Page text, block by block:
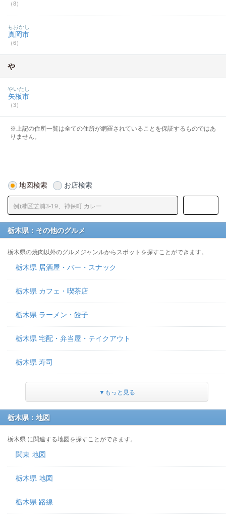
（8）
真岡市
（6）
もおかし
や
矢板市
（3）
やいたし
※上記の住所一覧は全ての住所が網羅されていることを保証するものではあ
りません。
地図検索 お店検索
栃木県：その他のグルメ
栃木県の焼肉以外のグルメジャンルからスポットを探すことができます。
栃木県 居酒屋・バー・スナック
栃木県 カフェ・喫茶店
栃木県 ラーメン・餃子
栃木県 宅配・弁当屋・テイクアウト
栃木県 寿司
▼もっと見る
栃木県：地図
栃木県 に関連する地図を探すことができます。
関東 地図
栃木県 地図
栃木県 路線